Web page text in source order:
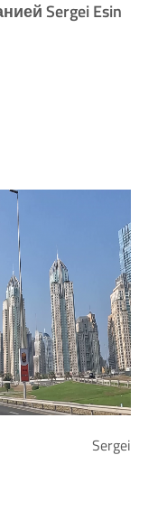
Sergei Esin
Sergei